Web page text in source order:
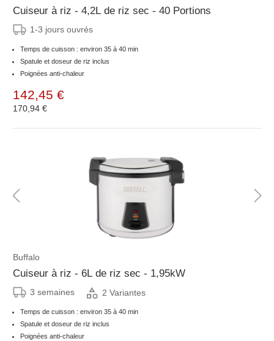
Cuiseur à riz - 4,2L de riz sec - 40 Portions
1-3 jours ouvrés
Temps de cuisson : environ 35 à 40 min
Spatule et doseur de riz inclus
Poignées anti-chaleur
142,45 €
170,94 €
Buffalo
Cuiseur à riz - 6L de riz sec - 1,95kW
3 semaines 2 Variantes
Temps de cuisson : environ 35 à 40 min
Spatule et doseur de riz inclus
Poignées anti-chaleur